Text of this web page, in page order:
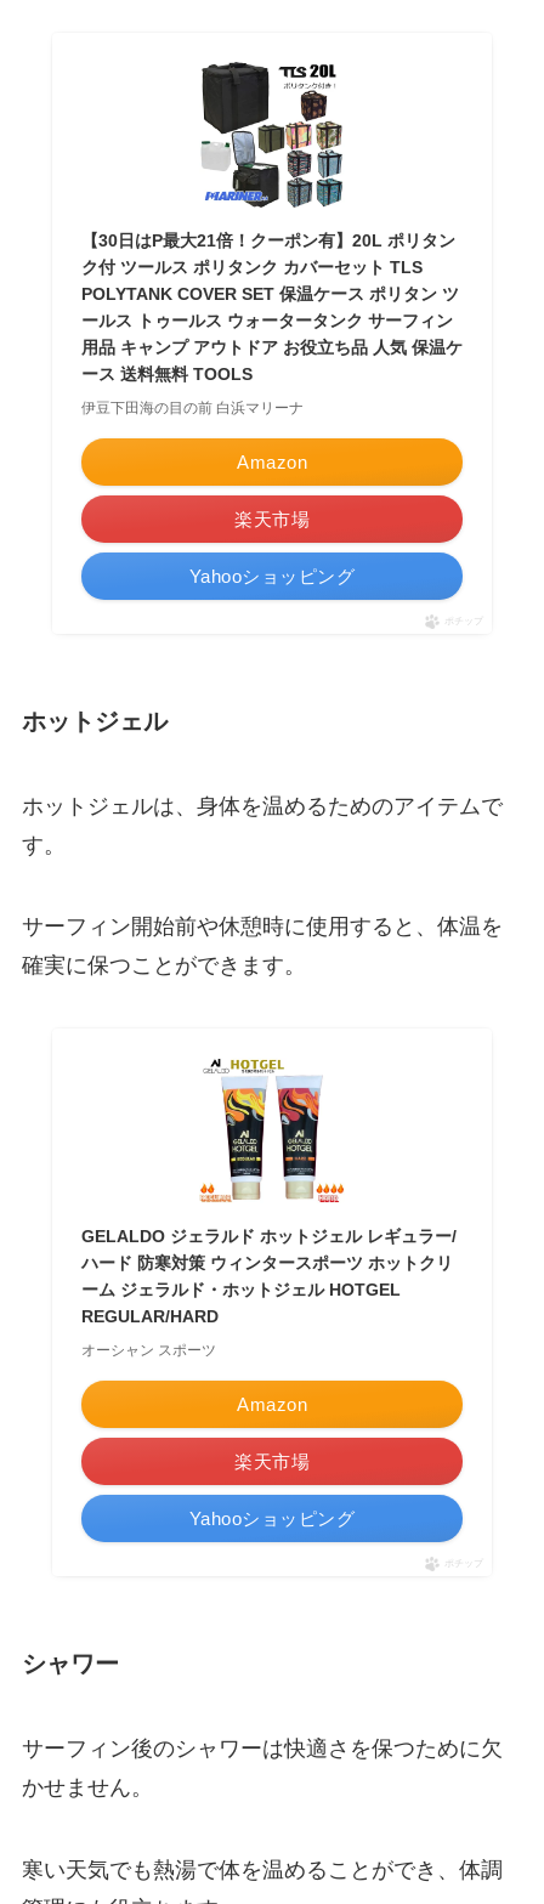
【30日はP最大21倍！クーポン有】20L ポリタン
ク付 ツールス ポリタンク カバーセット TLS
POLYTANK COVER SET 保温ケース ポリタン ツ
ールス トゥールス ウォータータンク サーフィン
用品 キャンプ アウトドア お役立ち品 人気 保温ケ
ース 送料無料 TOOLS
伊豆下田海の目の前 白浜マリーナ
Amazon
楽天市場
Yahooショッピング
ポチップ
ホットジェル
ホットジェルは、身体を温めるためのアイテムで
す。
サーフィン開始前や休憩時に使用すると、体温を
確実に保つことができます。
GELALDO ジェラルド ホットジェル レギュラー/
ハード 防寒対策 ウィンタースポーツ ホットクリ
ーム ジェラルド・ホットジェル HOTGEL
REGULAR/HARD
オーシャン スポーツ
Amazon
楽天市場
Yahooショッピング
ポチップ
シャワー
サーフィン後のシャワーは快適さを保つために欠
かせません。
寒い天気でも熱湯で体を温めることができ、体調